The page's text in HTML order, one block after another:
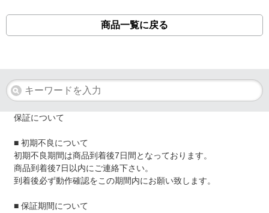
商品一覧に戻る
保証について
■ 初期不良について
初期不良期間は商品到着後7日間となっております。
商品到着後7日以内にご連絡下さい。
到着後必ず動作確認をこの期間内にお願い致します。
■ 保証期間について